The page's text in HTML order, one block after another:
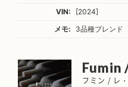
VIN:
[2024]
メモ:
3品種ブレンド
Fumin
フミン / レ